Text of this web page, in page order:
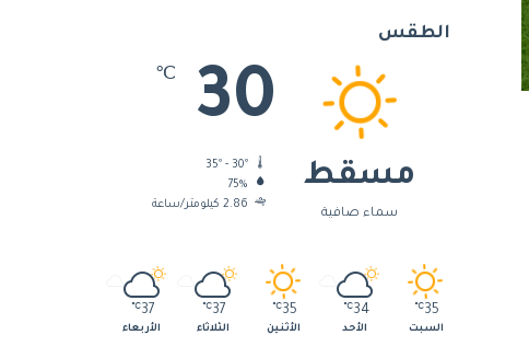
الطقس
مسقط
سماء صافية
30
℃
75%
2.86 كيلومتر/ساعة
35
℃
السبت
34
℃
الأحد
35
℃
الأثنين
37
℃
الثلاثاء
37
℃
الأربعاء